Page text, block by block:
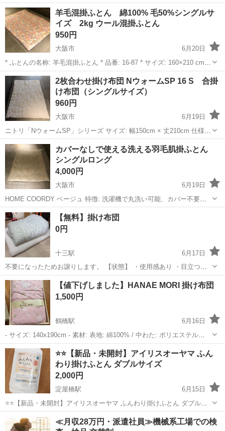
ており、側生地は綿100%です。 製品詳細 * 商品名: 羽毛掛けふとん
* 品番: 5DS19-90W10 * サイズ: 150 cm × 210 c...
大阪 大阪市 寝具
羊毛混掛ふとん 綿100% 毛50%シングルサ
イズ 2kg ウール混掛ふとん
950円
大阪市
6月20日
* ふとんの名称: 羊毛混掛ふとん * 品番: 16-87 * サイズ: 160×210 cm
(キルティング製 許容範囲+5% -3%) 素材情報 区分素材混紡率 ふとん
がわ表地: 綿100% 裏地: 綿100% 中...
大阪 大阪市 寝具 シングル
2枚合わせ掛け布団 NウォームSP 16 S 合掛
け布団（シングルサイズ）
960円
大阪市
6月19日
ニトリ「NウォームSP」シリーズ サイズ: 幅150cm × 丈210cm 仕様:
合掛けふとん、キルティング製 汚れ、臭いなし ＊お取引は、ご都合の
良い日時をお知らせください。お都合に合わさせていただきたいと思
います...
大阪 大阪市 寝具 掛け布団
カバーなしで使える洗える羽毛肌掛ふとん
シングルロング
4,000円
大阪市
6月19日
HOME COORDY ベージュ 特徴: 洗濯機で丸洗い可能、カバー不要の
側生地 カバーをして3ヶ月使用しました。汚れ、ダメージ、臭い等な
く綺麗です。 ＊お取引は、ご都合の良い日時をお知らせください。お
都合に合わさせていただ...
大阪 大阪市 寝具 シングル
【無料】掛け布団
0円
十三駅
6月17日
不要になったためお譲りします。 【状態】 ・使用感あり ・目立つ破
れなし ・ペットなし／喫煙者なし 【受け渡し】 自宅近くで手渡し希
望 中古品のため、気になる方はご遠慮ください。 6月30日午前までで
タイミング合うかたにお...
大阪 大阪市 十三駅 寝具
【値下げしました】HANAE MORI 掛け布団
1,500円
鶴橋駅
6月16日
- サイズ: 140x190cm - 素材: 表地: 綿100% / 中わた: ポリエステル
100% / 裏地: 綿100% 商品は、自宅保管されていたものです。 未使用
ではございますが、ご理解いただけますようよろしくお願い...
大阪 大阪市 鶴橋駅 寝具 HANAE MORI
⭐⭐【新品・未開封】アイリスオーヤマ ふん
わり掛けふとん ダブルサイズ
2,000円
淀屋橋駅
6月15日
⭐⭐【新品・未開封】アイリスオーヤマ ふんわり掛けふとん ダブルサ
イズ 価格: ¥2,000 ✅状態: 新品・未開封 アイリスオーヤマの「Simple
Style」ふんわり掛けふとん（薄手）です。なめらかなピーチスキン加
大阪 大阪市 淀屋橋駅 寝具
≪月収28万円・派遣社員≫機械系工場での検